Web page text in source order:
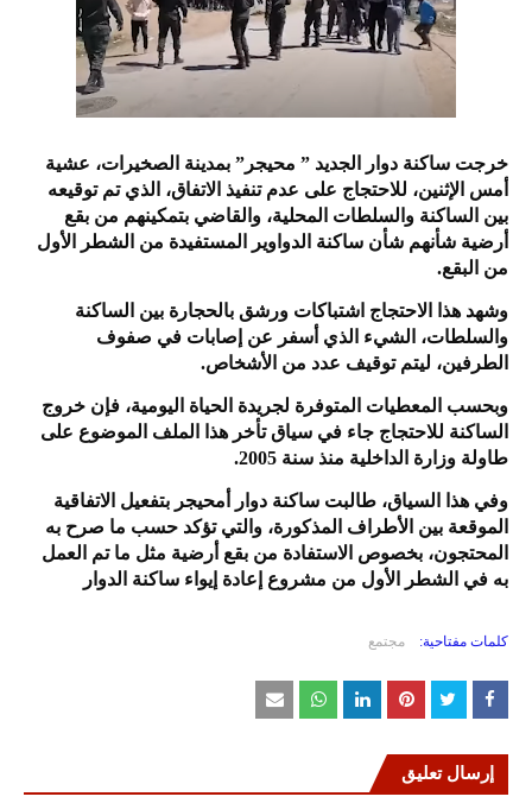
خرجت ساكنة دوار الجديد ” محيجر” بمدينة الصخيرات، عشية
أمس الإثنين، للاحتجاج على عدم تنفيذ الاتفاق، الذي تم توقيعه
بين الساكنة والسلطات المحلية، والقاضي بتمكينهم من بقع
أرضية شأنهم شأن ساكنة الدواوير المستفيدة من الشطر الأول
من البقع.
وشهد هذا الاحتجاج اشتباكات ورشق بالحجارة بين الساكنة
والسلطات، الشيء الذي أسفر عن إصابات في صفوف
الطرفين، ليتم توقيف عدد من الأشخاص.
وبحسب المعطيات المتوفرة لجريدة الحياة اليومية، فإن خروج
الساكنة للاحتجاج جاء في سياق تأخر هذا الملف الموضوع على
طاولة وزارة الداخلية منذ سنة 2005.
وفي هذا السياق، طالبت ساكنة دوار أمحيجر بتفعيل الاتفاقية
الموقعة بين الأطراف المذكورة، والتي تؤكد حسب ما صرح به
المحتجون، بخصوص الاستفادة من بقع أرضية مثل ما تم العمل
به في الشطر الأول من مشروع إعادة إيواء ساكنة الدوار
كلمات مفتاحية: مجتمع
إرسال تعليق